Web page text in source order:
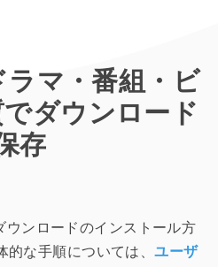
マ・番組・ビ
ダウンロード
存
ンロードのインストール方
的な手順については、ユーザ